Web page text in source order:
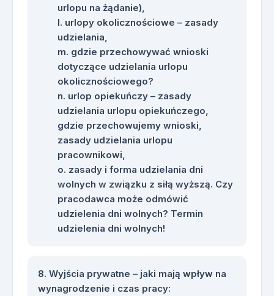
urlopu na żądanie),
urlopy okolicznościowe – zasady
udzielania,
gdzie przechowywać wnioski
dotyczące udzielania urlopu
okolicznościowego?
urlop opiekuńczy – zasady
udzielania urlopu opiekuńczego,
gdzie przechowujemy wnioski,
zasady udzielania urlopu
pracownikowi,
zasady i forma udzielania dni
wolnych w związku z siłą wyższą. Czy
pracodawca może odmówić
udzielenia dni wolnych? Termin
udzielenia dni wolnych!
Wyjścia prywatne – jaki mają wpływ na
wynagrodzenie i czas pracy: